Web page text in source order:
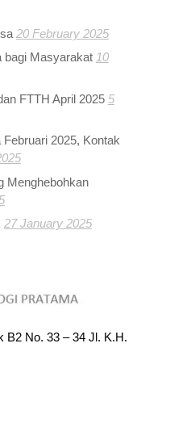
20 February 2025
bagi Masyarakat 10
FTTH April 2025 5
2025, Kontak
Menghebohkan
27 January 2025
B2 No. 33 – 34 Jl. K.H.